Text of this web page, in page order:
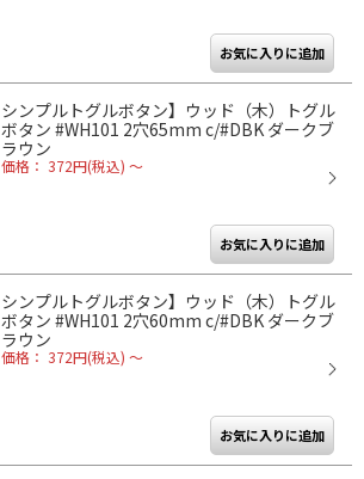
シンプルトグルボタン】ウッド（木）トグル
ボタン #WH101 2穴65mm c/#DBK ダークブ
ラウン
価格： 372円(税込) ～
シンプルトグルボタン】ウッド（木）トグル
ボタン #WH101 2穴60mm c/#DBK ダークブ
ラウン
価格： 372円(税込) ～